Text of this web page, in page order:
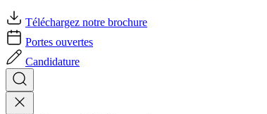
Téléchargez notre brochure
Portes ouvertes
Candidature